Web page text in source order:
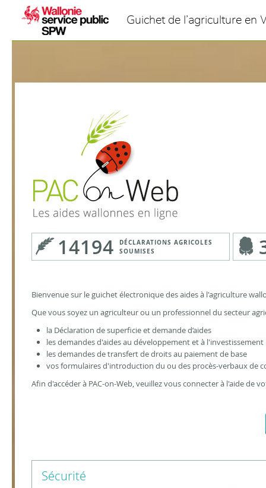
Saut au contenu
Guichet de l’agriculture en
14194
DÉCLARATIONS AGRICOLES
SOUMISES
Bienvenue sur le guichet électronique des aides à l'agriculture
Que vous soyez un agriculteur ou un professionnel du secteur
la Déclaration de superficie et demande d’aides
les demandes d'aides au développement et à l'investissement
les demandes de transfert de droits au paiement de base
vos formulaires d'introduction du ou des procès-verbaux de
Afin d'accéder à PAC-on-Web, veuillez vous connecter à l'aide de
Sécurité